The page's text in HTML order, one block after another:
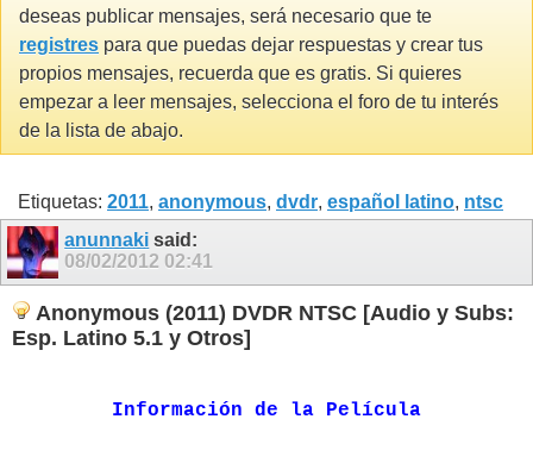
deseas publicar mensajes, será necesario que te
registres para que puedas dejar respuestas y crear tus
propios mensajes, recuerda que es gratis. Si quieres
empezar a leer mensajes, selecciona el foro de tu interés
de la lista de abajo.
Etiquetas: 2011, anonymous, dvdr, español latino, ntsc
anunnaki said:
08/02/2012 02:41
Anonymous (2011) DVDR NTSC [Audio y Subs:
Esp. Latino 5.1 y Otros]
Información de la Película